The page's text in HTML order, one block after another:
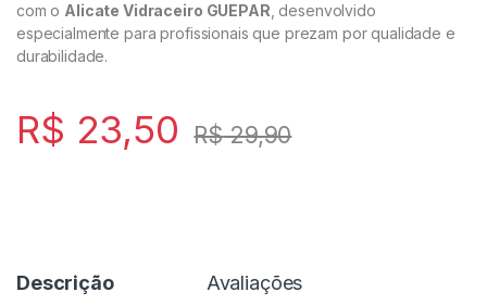
com o Alicate Vidraceiro GUEPAR , desenvolvido
especialmente para profissionais que prezam por qualidade e
durabilidade.
R$ 23,50 R$29,90
Descrição Avaliações